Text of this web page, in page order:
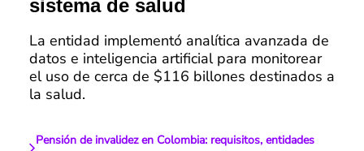
sistema de salud
La entidad implementó analítica avanzada de
datos e inteligencia artificial para monitorear
el uso de cerca de $116 billones destinados a
la salud.
Pensión de invalidez en Colombia: requisitos, entidades